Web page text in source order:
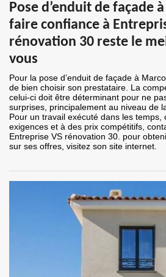
Pose d’enduit de façade
faire confiance à
rénovation 30 reste le
vous
Pour la pose d’enduit de façade à
de bien choisir son prestataire. La
celui-ci doit être déterminant pour ne
surprises, principalement au niveau de
Pour un travail exécuté dans les temps,
exigences et à des prix compétitifs,
Entreprise VS rénovation 30. pour
sur ses offres, visitez son site internet.